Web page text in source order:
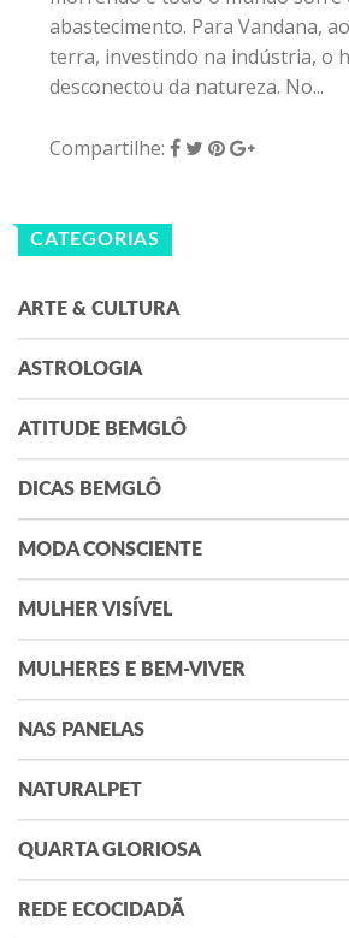
abastecimento. Para Vandana,
terra, investindo na indústria, o
desconectou da natureza. No...
Compartilhe:
CATEGORIAS
ARTE & CULTURA
ASTROLOGIA
ATITUDE BEMGLÔ
DICAS BEMGLÔ
MODA CONSCIENTE
MULHER VISÍVEL
MULHERES E BEM-VIVER
NAS PANELAS
NATURALPET
QUARTA GLORIOSA
REDE ECOCIDADÃ